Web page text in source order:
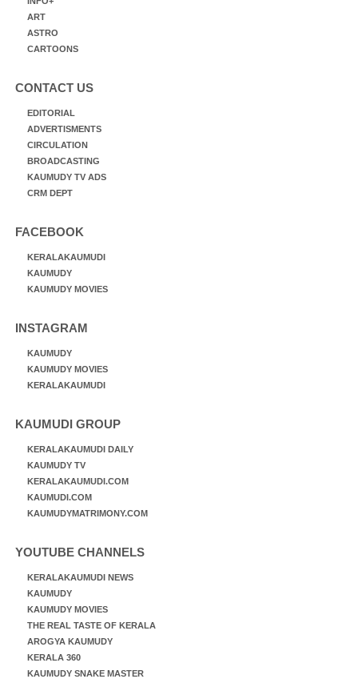
ART
ASTRO
CARTOONS
CONTACT US
EDITORIAL
ADVERTISMENTS
CIRCULATION
BROADCASTING
KAUMUDY TV ADS
CRM DEPT
FACEBOOK
KERALAKAUMUDI
KAUMUDY
KAUMUDY MOVIES
INSTAGRAM
KAUMUDY
KAUMUDY MOVIES
KERALAKAUMUDI
KAUMUDI GROUP
KERALAKAUMUDI DAILY
KAUMUDY TV
KERALAKAUMUDI.COM
KAUMUDI.COM
KAUMUDYMATRIMONY.COM
YOUTUBE CHANNELS
KERALAKAUMUDI NEWS
KAUMUDY
KAUMUDY MOVIES
THE REAL TASTE OF KERALA
AROGYA KAUMUDY
KERALA 360
KAUMUDY SNAKE MASTER